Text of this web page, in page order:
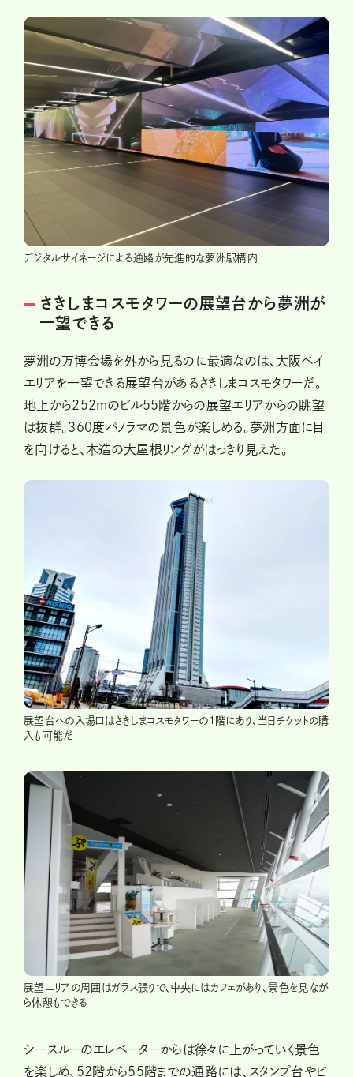
デジタルサイネージによる通路が先進的な夢洲駅構内
さきしまコスモタワーの展望台から夢洲が
一望できる
夢洲の万博会場を外から見るのに最適なのは、大阪ベイ
エリアを一望できる展望台があるさきしまコスモタワーだ。
地上から252mのビル55階からの展望エリアからの眺望
は抜群。360度パノラマの景色が楽しめる。夢洲方面に目
を向けると、木造の大屋根リングがはっきり見えた。
展望台への入場口はさきしまコスモタワーの1階にあり、当日チケットの購
入も可能だ
展望エリアの周囲はガラス張りで、中央にはカフェがあり、景色を見なが
ら休憩もできる
シースルーのエレベーターからは徐々に上がっていく景色
を楽しめ、52階から55階までの通路には、スタンプ台やビ